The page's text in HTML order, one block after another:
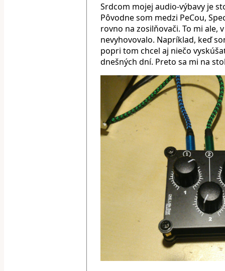
Srdcom mojej audio-výbavy je
Pôvodne som medzi PeCou,
rovno na zosilňovači. To mi ale,
nevyhovovalo. Napríklad, keď
popri tom chcel aj niečo
dnešných dní. Preto sa mi na